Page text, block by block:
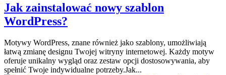
Jak zainstalować nowy szablon
WordPress?
Motywy WordPress, znane również jako szablony, umożliwiają
łatwą zmianę designu Twojej witryny internetowej. Każdy motyw
oferuje unikalny wygląd oraz zestaw opcji dostosowywania, aby
spełnić Twoje indywidualne potrzeby.Jak...